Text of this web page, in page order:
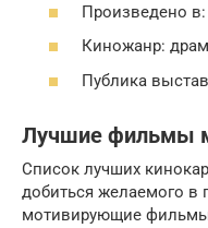
Произведено
Киножанр:
Публика
Лучшие фильмы
Список лучших
добиться желаемого в
мотивирующие